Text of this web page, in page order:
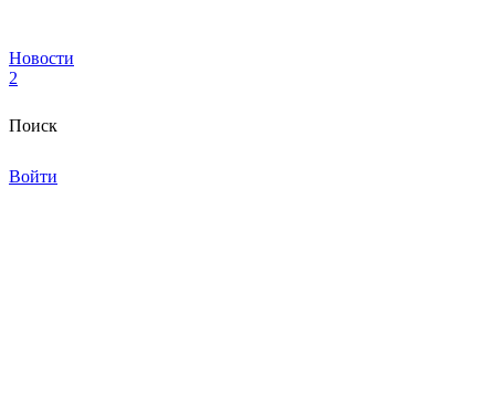
Новости
2
Поиск
Войти